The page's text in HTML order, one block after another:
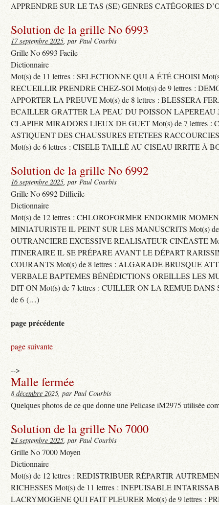
APPRENDRE SUR LE TAS (SE) GENRES CATÉGORIES
Solution de la grille No 6993
17 septembre 2025, par Paul Courbis
Grille No 6993 Facile
Dictionnaire
Mot(s) de 11 lettres : SELECTIONNE QUI A ÉTÉ CHOISI
RECUEILLIR PRENDRE CHEZ-SOI Mot(s) de 9 lettres :
APPORTER LA PREUVE Mot(s) de 8 lettres : BLESSERA
ECAILLER GRATTER LA PEAU DU POISSON LAPEREAU
CLAPIER MIRADORS LIEUX DE GUET Mot(s) de 7 lettres :
ASTIQUENT DES CHAUSSURES ETETEES
Mot(s) de 6 lettres : CISELE TAILLÉ AU CISEAU IRRITE À
Solution de la grille No 6992
16 septembre 2025, par Paul Courbis
Grille No 6992 Difficile
Dictionnaire
Mot(s) de 12 lettres : CHLOROFORMER ENDORMIR
MINIATURISTE IL PEINT SUR LES MANUSCRITS Mot(s) de
OUTRANCIERE EXCESSIVE REALISATEUR CINÉASTE
ITINERAIRE IL SE PRÉPARE AVANT LE DÉPART
COURANTS Mot(s) de 8 lettres : ALGARADE BRUSQUE
VERBALE BAPTEMES BÉNÉDICTIONS OREILLES LES
DIT-ON Mot(s) de 7 lettres : CUILLER ON LA REMUE DANS
de 6 (…)
page précédente
page suivante
-->
Malle fermée
8 décembre 2025, par Paul Courbis
Quelques photos de ce que donne une Pelicase iM2975 utilisée
Solution de la grille No 7000
24 septembre 2025, par Paul Courbis
Grille No 7000 Moyen
Dictionnaire
Mot(s) de 12 lettres : REDISTRIBUER RÉPARTIR
RICHESSES Mot(s) de 11 lettres : INEPUISABLE
LACRYMOGENE QUI FAIT PLEURER Mot(s) de 9 lettres :